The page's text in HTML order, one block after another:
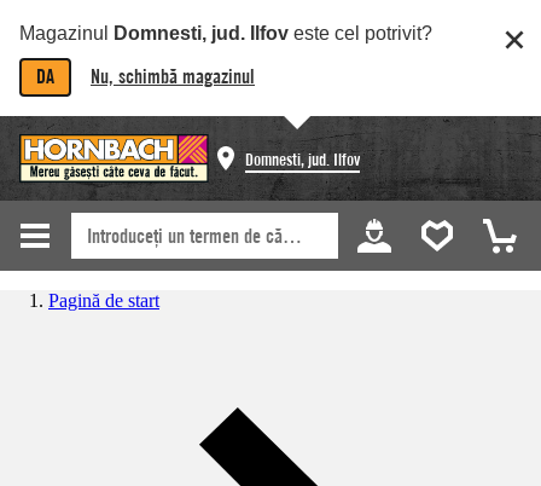
Magazinul Domnesti, jud. Ilfov este cel potrivit?
DA Nu, schimbă magazinul
Domnesti, jud. Ilfov
Pagină de start